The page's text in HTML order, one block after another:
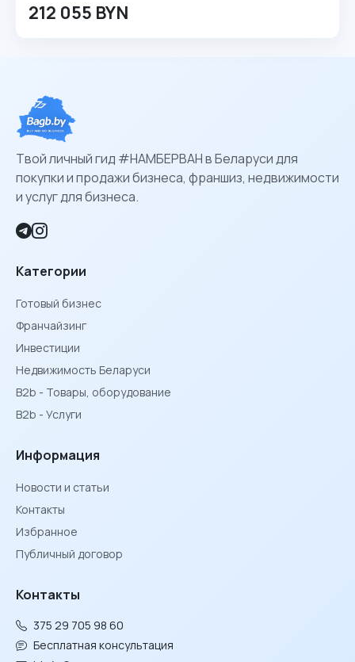
212 055 BYN
Твой личный гид #НАМБЕРВАН в Беларуси для
покупки и продажи бизнеса, франшиз, недвижимости
и услуг для бизнеса.
Категории
Готовый бизнес
Франчайзинг
Инвестиции
Недвижимость Беларуси
B2b - Товары, оборудование
B2b - Услуги
Информация
Новости и статьи
Контакты
Избранное
Публичный договор
Контакты
375 29 705 98 60
Бесплатная консультация